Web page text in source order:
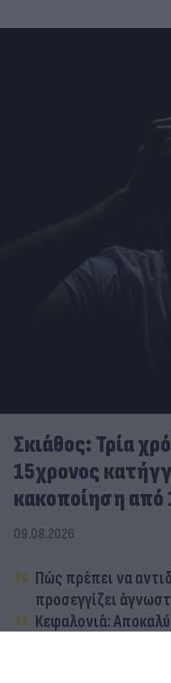
Σκιάθος: Τρία
15χρονος
κακοποίηση από
09.08.2026
Πώς πρέπει να
προσεγγίζει
Κεφαλονιά: